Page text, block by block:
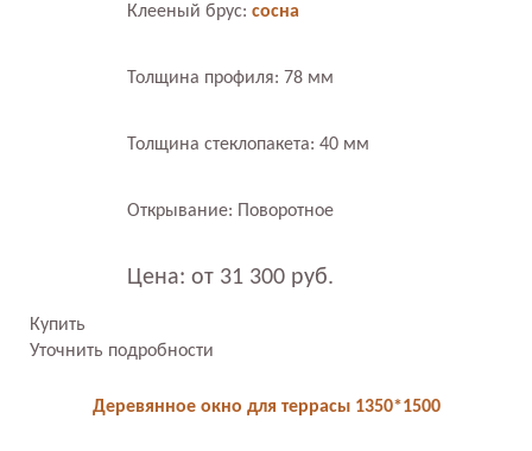
Клееный брус: сосна
Толщина профиля: 78 мм
Толщина стеклопакета: 40 мм
Открывание: Поворотное
Цена: от 31 300 руб.
Купить
Уточнить подробности
Деревянное окно для террасы 1350*1500